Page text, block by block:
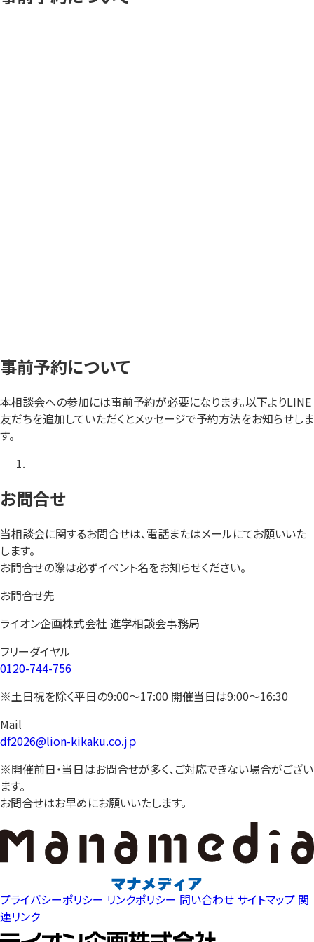
事前予約について
本相談会への参加には事前予約が必要になります。以下よりLINE
友だちを追加していただくとメッセージで予約方法をお知らせしま
す。
お問合せ
当相談会に関するお問合せは、電話またはメールにてお願いいた
します。
お問合せの際は必ずイベント名をお知らせください。
お問合せ先
ライオン企画株式会社 進学相談会事務局
フリーダイヤル
0120-744-756
※土日祝を除く平日の9:00〜17:00 開催当日は9:00〜16:30
Mail
df2026@lion-kikaku.co.jｐ
※開催前日・当日はお問合せが多く、ご対応できない場合がござい
ます。
お問合せはお早めにお願いいたします。
プライバシーポリシー リンクポリシー 問い合わせ サイトマップ 関
連リンク